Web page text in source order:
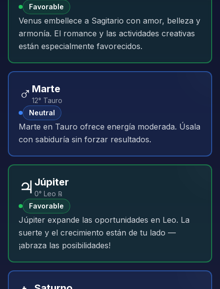
Favorable
Venus embellece a Sagitario con amor, belleza y
armonía. El romance y las actividades creativas
están especialmente favorecidos.
♂️ Marte
12° Tauro
Neutral
Marte en Tauro ofrece energía moderada. Úsala
con sabiduría sin forzar resultados.
♃ Júpiter
0° Leo ℞
Favorable
Júpiter expande las oportunidades en Leo. La
suerte y el crecimiento están de tu lado —
¡abraza las posibilidades!